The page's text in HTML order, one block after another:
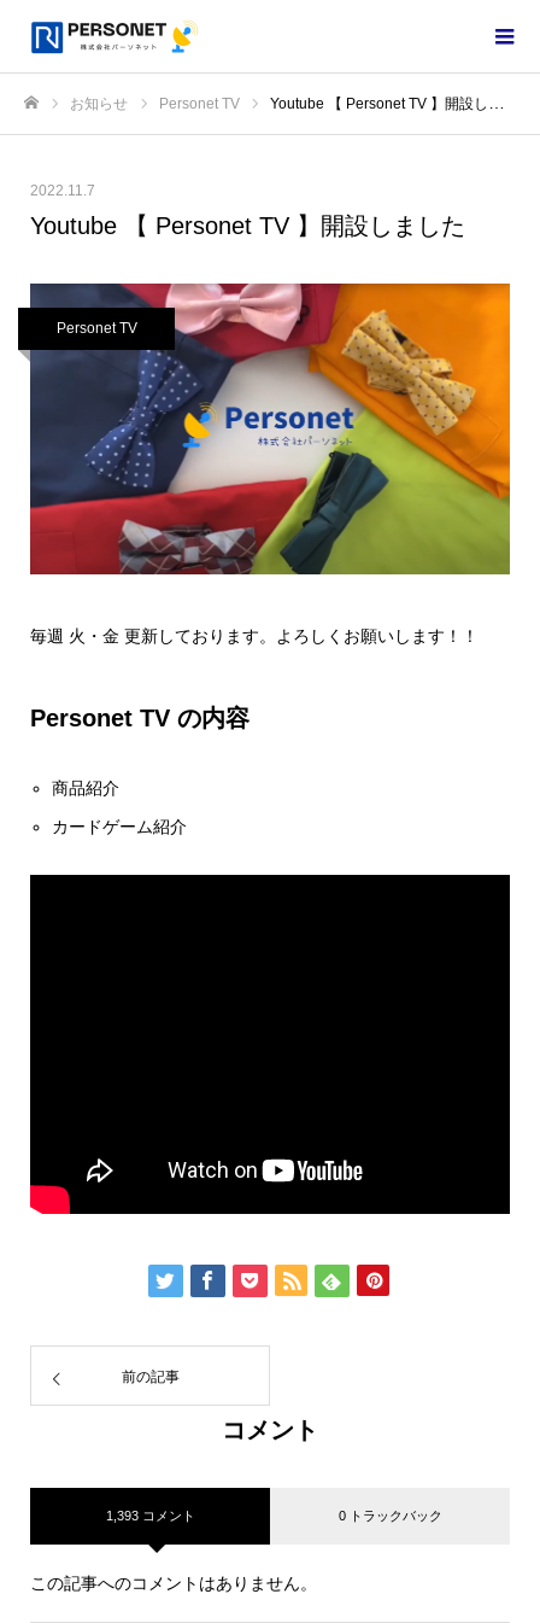
お知らせ Personet TV Youtube 【 Personet TV 】開設しました
2022.11.7
Youtube 【 Personet TV 】開設しました
Personet TV
毎週 火・金 更新しております。よろしくお願いします！！
Personet TV の内容
商品紹介
カードゲーム紹介
前の記事
コメント
1,393 コメント 0 トラックバック
この記事へのコメントはありません。